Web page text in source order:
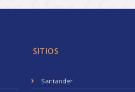
SITIOS
Santander